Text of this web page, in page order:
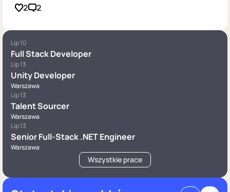
2 2
Lip 10
Full Stack Developer
Lip 13
Unity Developer
Warszawa
Lip 13
Talent Sourcer
Warszawa
Lip 13
Senior Full-Stack .NET Engineer
Warszawa
Wszystkie prace